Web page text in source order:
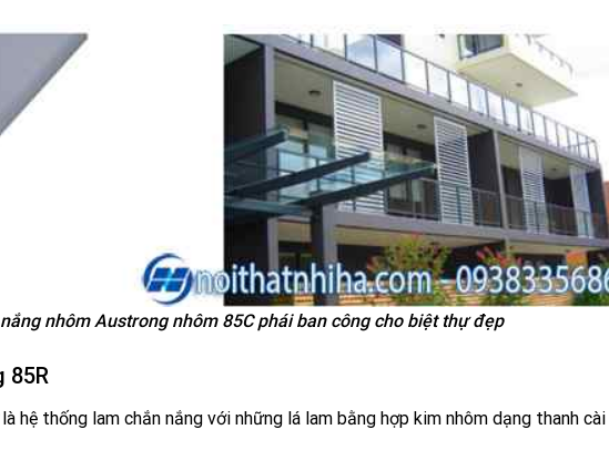
nhôm Austrong nhôm 85C phái ban công cho biệt thự đẹp
85R
hệ thống lam chắn nắng với những lá lam bằng hợp kim nhôm dạng thanh